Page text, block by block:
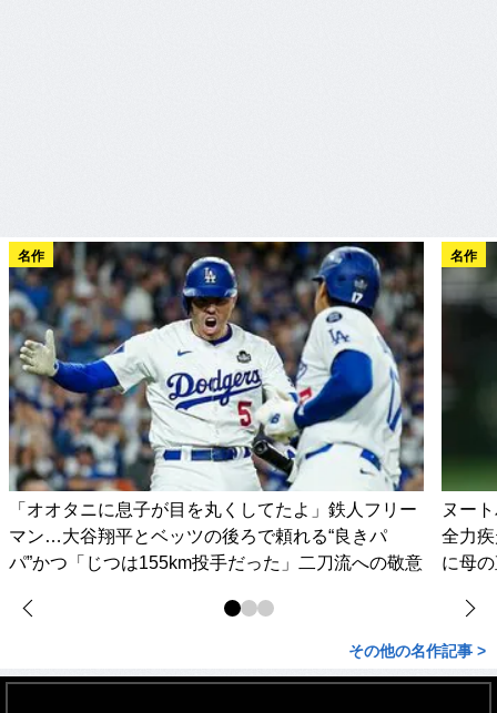
名作
「オオタニに息子が目を丸くしてたよ」鉄人フリー
マン…大谷翔平とベッツの後ろで頼れる“良きパ
パ”かつ「じつは155km投手だった」二刀流への敬意
名作
ヌー
全力
に母
その他の名作記事 >